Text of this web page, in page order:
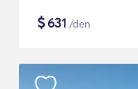
$631 /den